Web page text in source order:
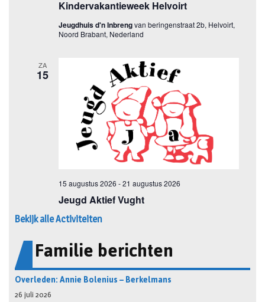
Bekijk alle Activiteiten
Familie berichten
Overleden: Annie Bolenius – Berkelmans
26 juli 2026